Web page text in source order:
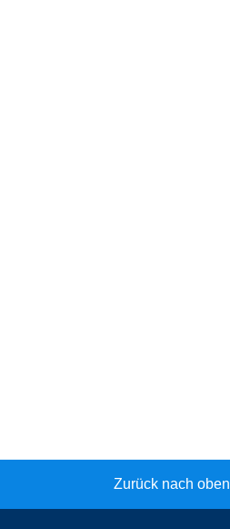
Zurück nach oben